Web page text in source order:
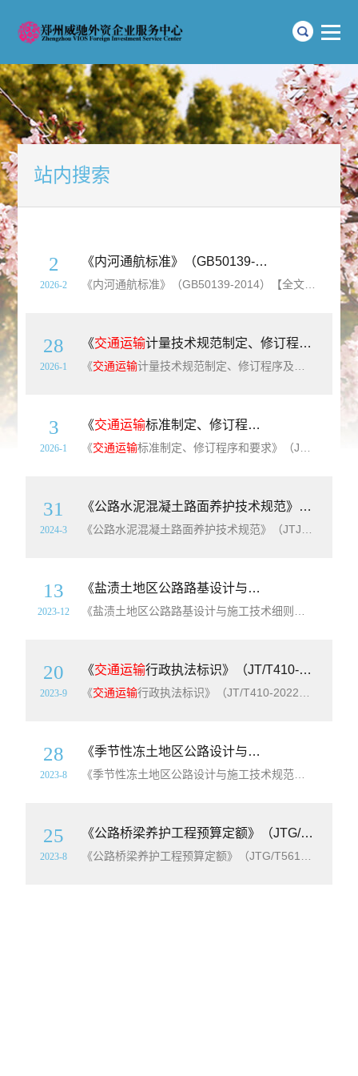
站内搜索
2
2026-2
《内河通航标准》（GB50139-2014）【全文附高清无水印PDF+Word版下载】
28
2026-1
《交通运输计量技术规范制定、修订程序及编写要求》（JT/T17-2025）【高清无水印PDF版下载】
《交通运输计量技术规范制定、修订程序及编写要求》（JT/T17-2025）【高清无水印PDF版下载】本文件规定了
3
2026-1
《交通运输标准制定、修订程序和要求》（JT/T18-2025）【高清无水印PDF版下载】
《交通运输标准制定、修订程序和要求》（JT/T18-2025）【高清无水印PDF版下载】《
31
2024-3
《公路水泥混凝土路面养护技术规范》（JTJ073.1-2001）【全文附高清无水印PDF+Word版下载】
13
2023-12
《盐渍土地区公路路基设计与施工技术细则》(JTG/T3331-08-2022）【全文附PDF+word版下载】
20
2023-9
《交通运输行政执法标识》（JT/T410-2022）【全文附高清无水印PDF+DOC/Word版下载】
《交通运输行政执法标识》（JT/T410-2022）【全文附高清无水印PDF+DOC/Word版下载】英文名称：Markings of transportation administrative law enforcement
28
2023-8
《季节性冻土地区公路设计与施工技术规范》（JTG/T D31-06-2017）【全文超清无水印附PDF版下载】
25
2023-8
《公路桥梁养护工程预算定额》（JTG/T5612-2020）【全文附超清无水印PDF版下载】